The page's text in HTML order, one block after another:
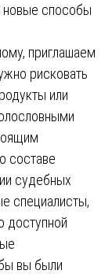
новые способы
приглашаем
рисковать
или
составе
судебных
специалисты,
доступной
вы были